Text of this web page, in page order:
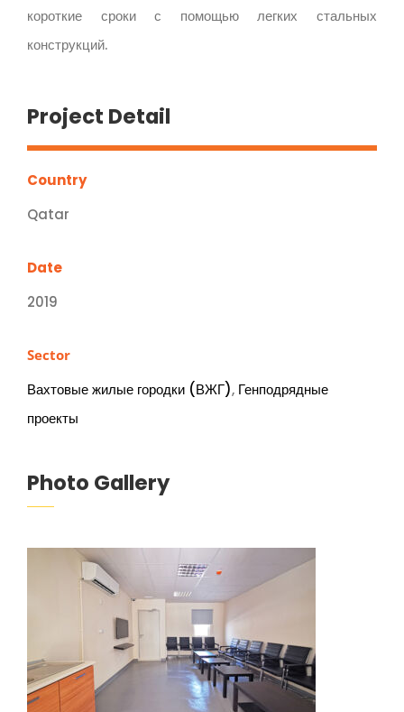
короткие сроки с помощью легких стальных
конструкций.
Project Detail
Country
Qatar
Date
2019
Sector
Вахтовые жилые городки (ВЖГ), Генподрядные
проекты
Photo Gallery